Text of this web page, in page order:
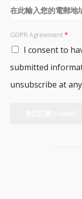
GDPR Agreement*
I consent to
submitted
unsubscribe at